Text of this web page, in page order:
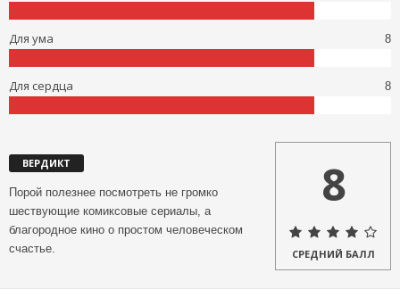
Для ума 8
Для сердца 8
ВЕРДИКТ
Порой полезнее посмотреть не громко
шествующие комиксовые сериалы, а
благородное кино о простом человеческом
счастье.
8
СРЕДНИЙ БАЛЛ